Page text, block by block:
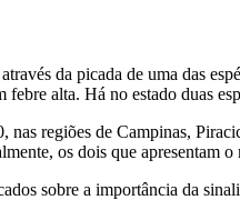
da picada de uma das
alta. Há no estado duas
regiões de Campinas,
os dois que apresentam
sobre a importância da